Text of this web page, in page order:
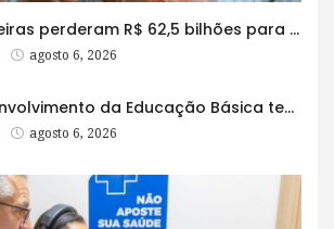
Famílias brasileiras perderam R$ 62,5 bilhões para bets em 2025
agosto 6, 2026
Índice de Desenvolvimento da Educação Básica tem elevação em todas as etapas
agosto 6, 2026